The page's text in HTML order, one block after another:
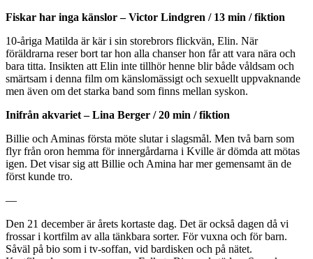
Fiskar har inga känslor – Victor Lindgren / 13 min / fiktion
10-åriga Matilda är kär i sin storebrors flickvän, Elin. När
föräldrarna reser bort tar hon alla chanser hon får att vara nära och
bara titta. Insikten att Elin inte tillhör henne blir både våldsam och
smärtsam i denna film om känslomässigt och sexuellt uppvaknande
men även om det starka band som finns mellan syskon.
Inifrån akvariet – Lina Berger / 20 min / fiktion
Billie och Aminas första möte slutar i slagsmål. Men två barn som
flyr från oron hemma för innergårdarna i Kville är dömda att mötas
igen. Det visar sig att Billie och Amina har mer gemensamt än de
först kunde tro.
—
Den 21 december är årets kortaste dag. Det är också dagen då vi
frossar i kortfilm av alla tänkbara sorter. För vuxna och för barn.
Såväl på bio som i tv-soffan, vid bardisken och på nätet.